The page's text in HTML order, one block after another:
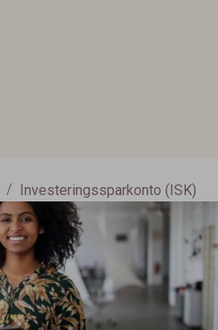
Investeringssparkonto (ISK)